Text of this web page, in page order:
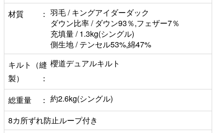
材質
羽毛 / キングアイダーダック
ダウン比率 / ダウン93％,フェザー7％
充填量 / 1.3kg(シングル)
側生地 / テンセル53%,綿47%
キルト（縫
製）
櫻道デュアルキルト
総重量
約2.6kg(シングル)
8カ所ずれ防止ループ付き